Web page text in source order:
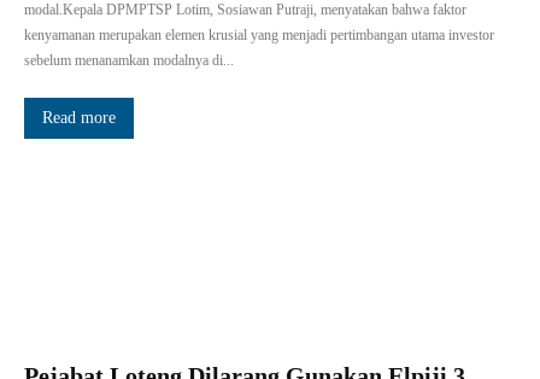
modal.Kepala DPMPTSP Lotim, Sosiawan Putraji, menyatakan bahwa faktor
kenyamanan merupakan elemen krusial yang menjadi pertimbangan utama investor
sebelum menanamkan modalnya di...
Read more